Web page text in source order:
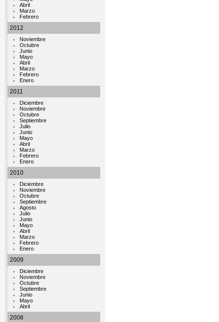
Abril
Marzo
Febrero
2012
Noviembre
Octubre
Junio
Mayo
Abril
Marzo
Febrero
Enero
2011
Diciembre
Noviembre
Octubre
Septiembre
Julio
Junio
Mayo
Abril
Marzo
Febrero
Enero
2010
Diciembre
Noviembre
Octubre
Septiembre
Agosto
Julio
Junio
Mayo
Abril
Marzo
Febrero
Enero
2009
Diciembre
Noviembre
Octubre
Septiembre
Junio
Mayo
Abril
2008